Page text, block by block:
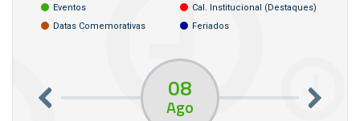
Eventos
Cal. Institucional (destaques)
Datas Comemorativas
Feriados
08
Ago